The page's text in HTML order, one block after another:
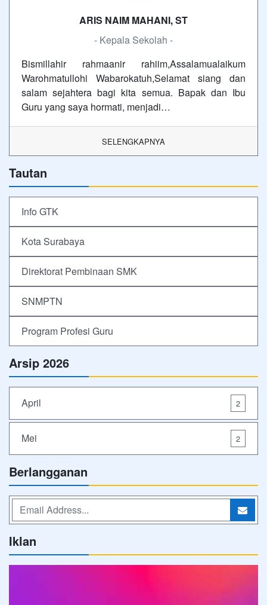
ARIS NAIM MAHANI, ST
- Kepala Sekolah -
Bismillahir rahmaanir rahiim,Assalamualaikum
Warohmatullohi Wabarokatuh,Selamat siang dan
salam sejahtera bagi kita semua. Bapak dan Ibu
Guru yang saya hormati, menjadi…
SELENGKAPNYA
Tautan
Info GTK
Kota Surabaya
Direktorat Pembinaan SMK
SNMPTN
Program Profesi Guru
Arsip 2026
April 2
Mei 2
Berlangganan
Iklan